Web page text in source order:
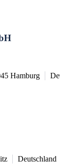
Hamburg
Deutschland